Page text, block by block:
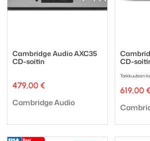
Cambridge Audio AXC35
CD-soitin
479,00 €
Tuotemerkki:
Cambridge Audio
CD-
Tarkkuuteen
619,00 €